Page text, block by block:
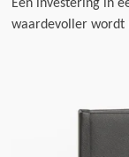
Een investering in
waardevoller wordt